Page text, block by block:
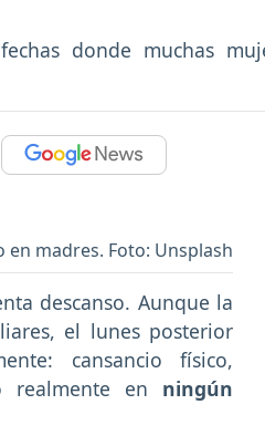
donde muchas
madres. Foto: Unsplash
descanso. Aunque la
el lunes posterior
cansancio físico,
realmente en ningún